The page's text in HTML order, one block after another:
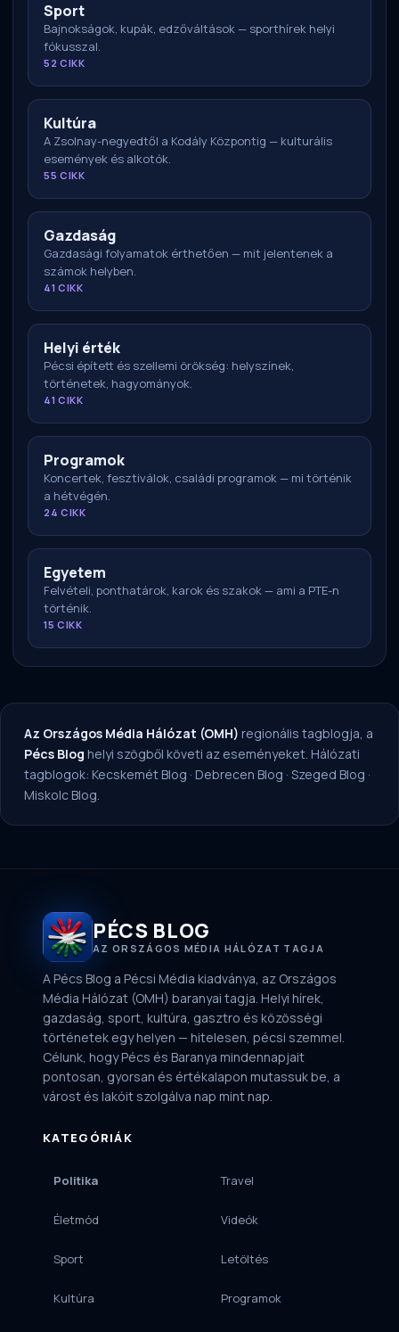
Sport
Bajnokságok, kupák, edzőváltások — sporthírek helyi
fókusszal.
52 CIKK
Kultúra
A Zsolnay-negyedtől a Kodály Központig — kulturális
események és alkotók.
55 CIKK
Gazdaság
Gazdasági folyamatok érthetően — mit jelentenek a
számok helyben.
41 CIKK
Helyi érték
Pécsi épített és szellemi örökség: helyszínek,
történetek, hagyományok.
41 CIKK
Programok
Koncertek, fesztiválok, családi programok — mi történik
a hétvégén.
24 CIKK
Egyetem
Felvételi, ponthatárok, karok és szakok — ami a PTE-n
történik.
15 CIKK
Az Országos Média Hálózat (OMH) regionális tagblogja, a
Pécs Blog helyi szögből követi az eseményeket. Hálózati
tagblogok: Kecskemét Blog · Debrecen Blog · Szeged Blog ·
Miskolc Blog.
PÉCS BLOG
AZ ORSZÁGOS MÉDIA HÁLÓZAT TAGJA
A Pécs Blog a Pécsi Média kiadványa, az Országos
Média Hálózat (OMH) baranyai tagja. Helyi hírek,
gazdaság, sport, kultúra, gasztro és közösségi
történetek egy helyen — hitelesen, pécsi szemmel.
Célunk, hogy Pécs és Baranya mindennapjait
pontosan, gyorsan és értékalapon mutassuk be, a
várost és lakóit szolgálva nap mint nap.
KATEGÓRIÁK
Politika
Életmód
Sport
Kultúra
Travel
Videók
Letöltés
Programok